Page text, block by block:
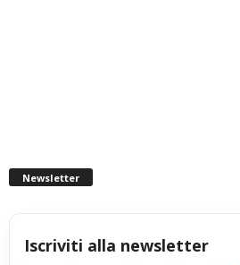
Newsletter
Iscriviti alla newsletter